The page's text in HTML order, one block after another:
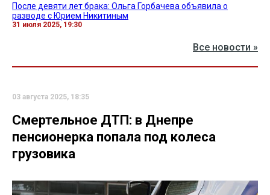
После девяти лет брака: Ольга Горбачева объявила о
разводе с Юрием Никитиным
31 июля 2025, 19:30
Все новости »
03 августа 2025, 18:35
Смертельное ДТП: в Днепре
пенсионерка попала под колеса
грузовика